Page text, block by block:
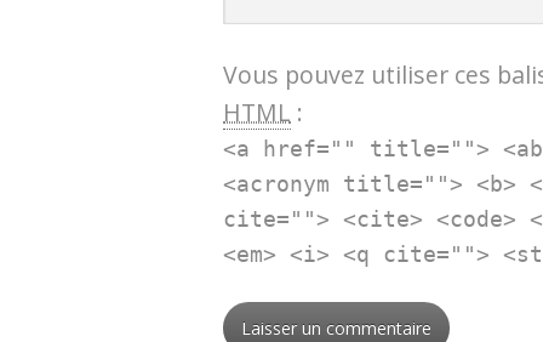
Vous pouvez utiliser ces
HTML :
<a href="" title="">
<acronym title=""> <b>
cite=""> <cite> <code>
<em> <i> <q cite="">